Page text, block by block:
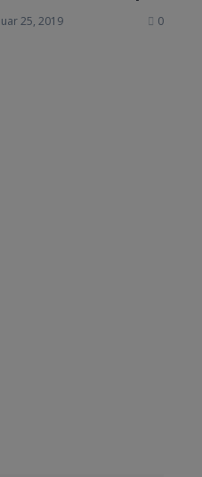
25, 2019 0